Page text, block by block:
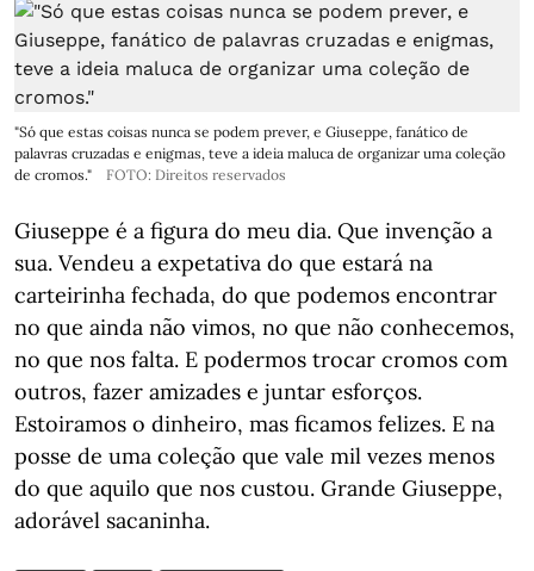
"Só que estas coisas nunca se podem prever, e Giuseppe, fanático de
palavras cruzadas e enigmas, teve a ideia maluca de organizar uma coleção
de cromos."
FOTO: Direitos reservados
Giuseppe é a figura do meu dia. Que invenção a
sua. Vendeu a expetativa do que estará na
carteirinha fechada, do que podemos encontrar
no que ainda não vimos, no que não conhecemos,
no que nos falta. E podermos trocar cromos com
outros, fazer amizades e juntar esforços.
Estoiramos o dinheiro, mas ficamos felizes. E na
posse de uma coleção que vale mil vezes menos
do que aquilo que nos custou. Grande Giuseppe,
adorável sacaninha.